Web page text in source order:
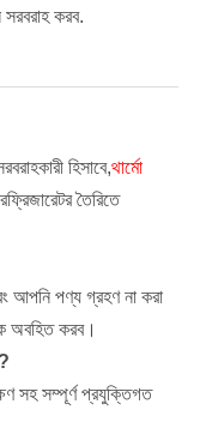
সরবরাহ করব.
হিসাবে,থার্মো
তৈরিতে
আপনি পণ্য গ্রহণ না করা
অবহিত করব।
সহ সম্পূর্ণ প্রযুক্তিগত